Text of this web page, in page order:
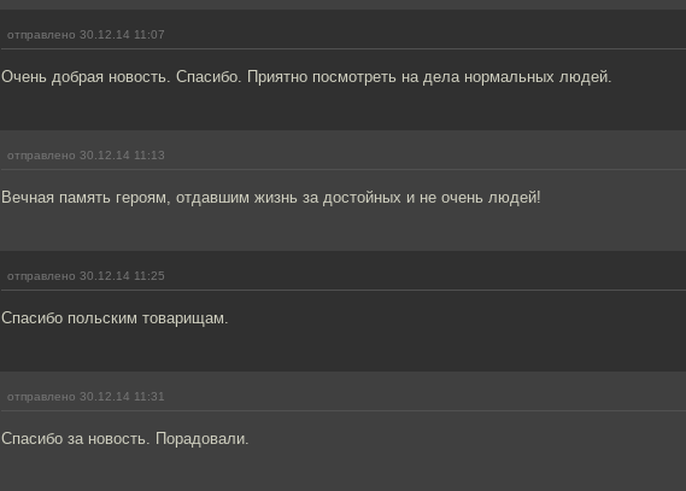
отправлено 30.12.14 11:07
Очень добрая новость. Спасибо. Приятно посмотреть на дела нормальных людей.
отправлено 30.12.14 11:13
Вечная память героям, отдавшим жизнь за достойных и не очень людей!
отправлено 30.12.14 11:25
Спасибо польским товарищам.
отправлено 30.12.14 11:31
Спасибо за новость. Порадовали.